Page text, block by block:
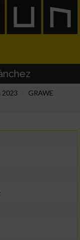
2023
GRAWE